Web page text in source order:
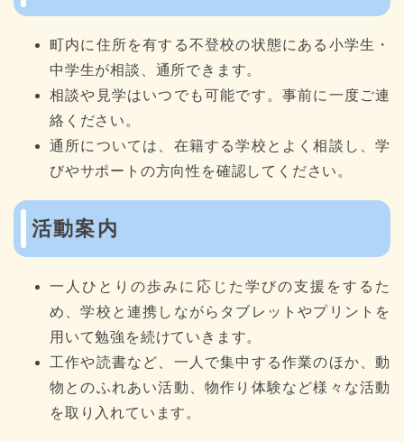
町内に住所を有する不登校の状態にある小学生・
中学生が相談、通所できます。
相談や見学はいつでも可能です。事前に一度ご連
絡ください。
通所については、在籍する学校とよく相談し、学
びやサポートの方向性を確認してください。
活動案内
一人ひとりの歩みに応じた学びの支援をするた
め、学校と連携しながらタブレットやプリントを
用いて勉強を続けていきます。
工作や読書など、一人で集中する作業のほか、動
物とのふれあい活動、物作り体験など様々な活動
を取り入れています。